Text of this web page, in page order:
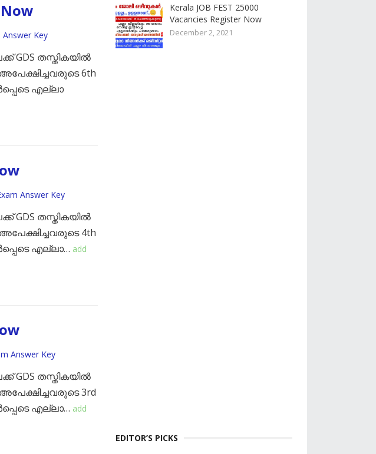
Answer Key
GDS തസ്തികയിൽ
6th
എല്ലാ
Answer Key
GDS തസ്തികയിൽ
4th
എല്ലാ… add
Answer Key
GDS തസ്തികയിൽ
3rd
എല്ലാ… add
Kerala JOB FEST 25000
Vacancies Register Now
December 2, 2021
EDITOR’S PICKS